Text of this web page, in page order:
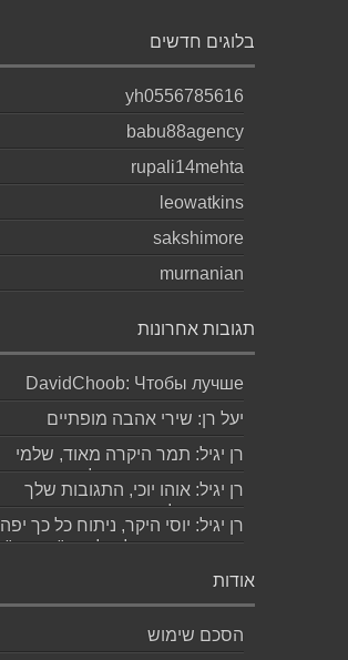
בלוגים חדשים
yh0556785616
babu88agency
rupali14mehta
leowatkins
sakshimore
murnanian
תגובות אחרונות
DavidChoob: Чтобы лучше
понимать расстановку сил
перед матчем, читаю ана...
יעל רן: שירי אהבה מופתיים
ומרגשים עד מאוד כפי שרק גד
יודע לכתוב תודה...
רן יגיל: תמר היקרה מאוד, שלמי
תודה ואמסור כמובן לגד. שבת
שלום...
רן יגיל: אוהו יוכי, התגובות שלך
תמיד מאלפות בינה והן יצירה
בפני עצמה....
רן יגיל: יוסי היקר, ניתוח כל כך יפה
ומדויק, ממש קולע, לשיר "השקה".
אודות
הסכם שימוש